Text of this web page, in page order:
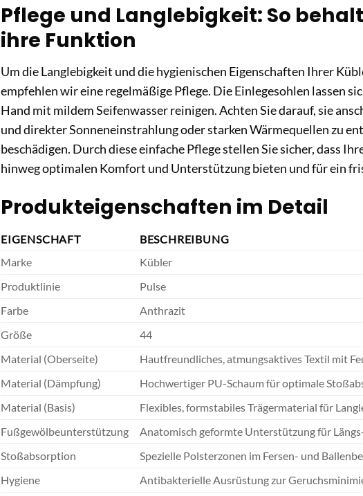
Pflege und Langlebigkeit: So
ihre Funktion
Um die Langlebigkeit und die hygienischen Eigenschaften Ihrer
empfehlen wir eine regelmäßige Pflege. Die Einlegesohlen lassen
Hand mit mildem Seifenwasser reinigen. Achten Sie darauf, sie
und direkter Sonneneinstrahlung oder starken Wärmequellen zu
beschädigen. Durch diese einfache Pflege stellen Sie sicher, dass
hinweg optimalen Komfort und Unterstützung bieten und für ein
Produkteigenschaften im Detail
EIGENSCHAFT
BESCHREIBUNG
Marke
Kübler
Produktlinie
Pulse
Farbe
Anthrazit
Größe
44
Material (Oberseite)
Hautfreundliches, atmungsaktives Textil mit
Material (Dämpfung)
Hochwertiger PU-Schaum für optimale
Material (Basis)
Flexibles, formstabiles Trägermaterial für
Fußgewölbeunterstützung
Anatomisch geformte Unterstützung für
Stoßabsorption
Spezielle Polsterzonen im Fersen- und
Hygiene
Antibakterielle Ausrüstung zur